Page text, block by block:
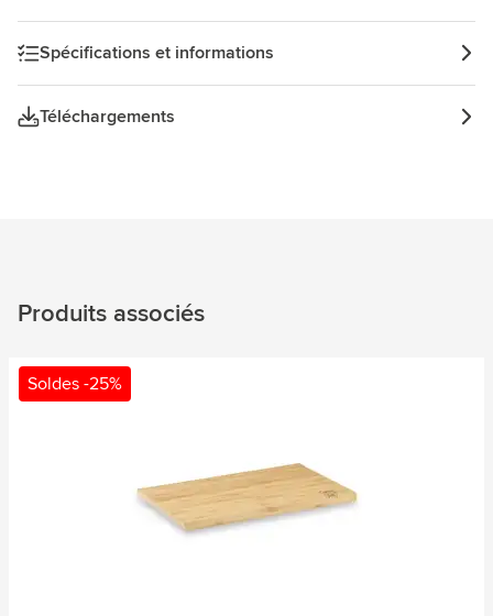
Spécifications et informations
Téléchargements
Produits associés
Soldes -25%